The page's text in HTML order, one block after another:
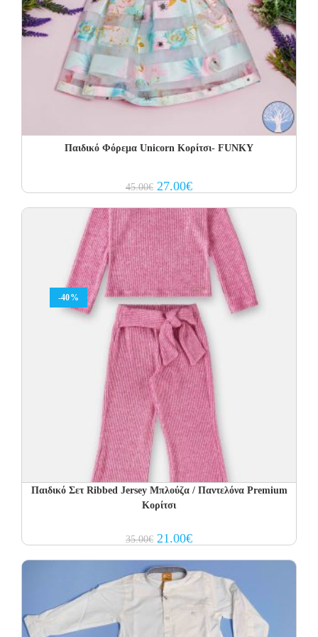
Παιδικό Φόρεμα Unicorn Κορίτσι- FUNKY
45.00€ Original
price
45.00€.
27.00€Current
price
27.00€.
-40%
Παιδικό Σετ Ribbed Jersey Μπλούζα / Παντελόνα Premium
Κορίτσι
35.00€ Original
price
35.00€.
21.00€Current
price